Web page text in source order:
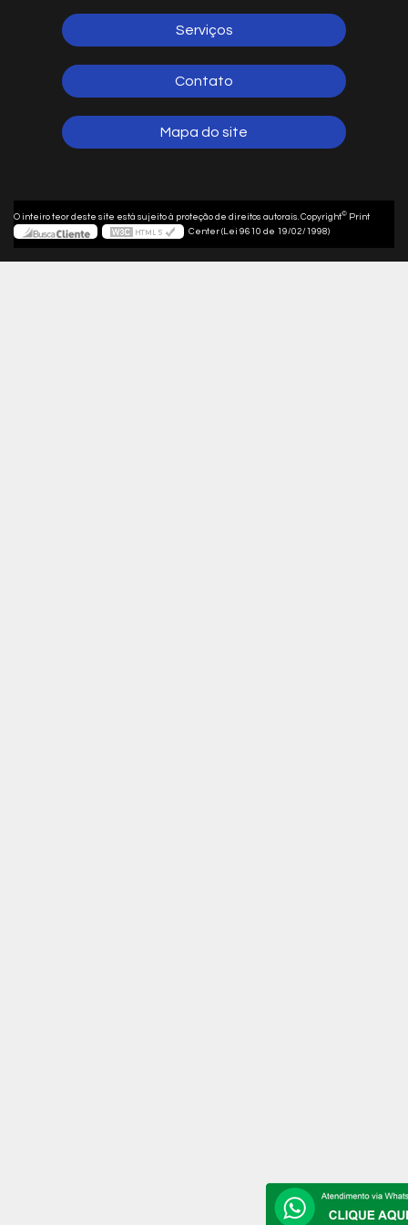
Serviços
Contato
Mapa do site
O inteiro teor deste site está sujeito à proteção de direitos autorais. Copyright© Print
Center (Lei 9610 de 19/02/1998)